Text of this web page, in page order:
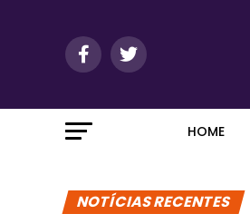
HOME
NOTÍCIAS RECENTES